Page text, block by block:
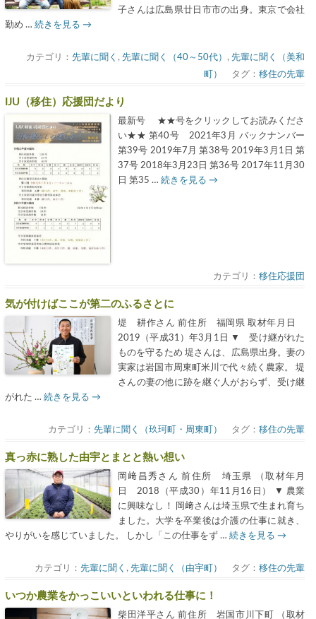
子さんは広島県廿日市市の出身。東京で会社
勤め … 続きを見る →
カテゴリ：先輩に聞く ,先輩に聞く（40～50代） ,先輩に聞く（美和
町）
タグ：移住の先輩
IJU（移住）応援団だより
最新号 ★★号をクリックしてお読みくださ
い★★ 第40号 2021年3月 バックナンバー
第39号 2019年7月 第38号 2019年3月1日 第
37号 2018年3月23日 第36号 2017年11月30
日 第35 … 続きを見る →
カテゴリ：移住応援団
気が付けばここが第二のふるさとに
堤 耕作さん 前住所 福岡県 取材年月日
2019（平成31）年3月1日 ▼ 受け継がれた
ものを守るため 堤さんは、広島県出身。妻の
実家は岩国市周東町米川で代々続く農家。 堤
さんの妻の他に跡を継ぐ人がおらず、受け継
がれた … 続きを見る →
カテゴリ：先輩に聞く（玖珂町・周東町） タグ：移住の先輩
真っ赤に熟した由宇とまとと熱い想い
岡﨑昌秀さん 前住所 埼玉県 （取材年月
日 2018（平成30）年11月16日） ▼ 農業
に興味なし！ 岡﨑さんは埼玉県で生まれ育ち
ました。大学を卒業後は介護の仕事に就き、
やりがいを感じていました。 しかし「この仕事をず … 続きを見る →
カテゴリ：先輩に聞く ,先輩に聞く（由宇町） タグ：移住の先輩
いつか農業をかっこいいといわれる仕事に！
柴田洋平さん 前住所 岩国市川下町 （取材